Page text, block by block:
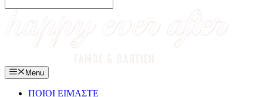
Menu
ΠΟΙΟΙ ΕΙΜΑΣΤΕ